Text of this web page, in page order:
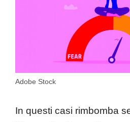
Adobe Stock
In questi casi rimbomba